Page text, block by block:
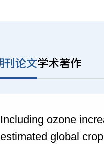
刊论文学术著作
Including ozone
estimated global